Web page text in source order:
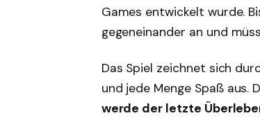
Games entwickelt wurde.
gegeneinander an und
Das Spiel zeichnet sich
und jede Menge Spaß aus.
werde der letzte